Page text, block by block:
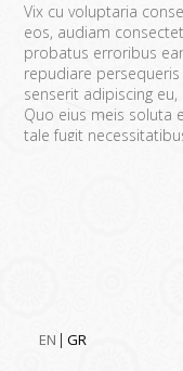
EN GR
Vix cu voluptaria
eos, audiam
probatus erroribus
repudiare
senserit adipiscing
Quo eius meis soluta
tale fugit
nullam placerat ne